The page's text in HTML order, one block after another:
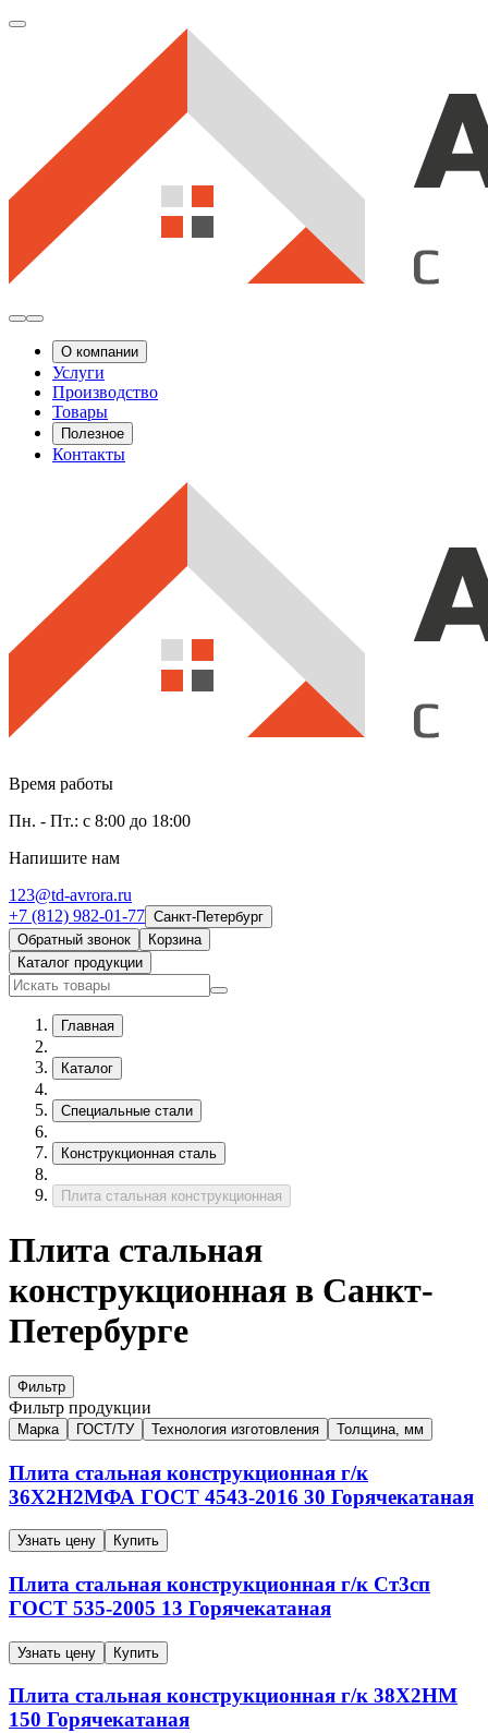
О компании
Услуги
Производство
Товары
Полезное
Контакты
Время работы
Пн. - Пт.: с 8:00 до 18:00
Напишите нам
123@td-avrora.ru
+7 (812) 982-01-77 Санкт-Петербург
Обратный звонок
Корзина
Каталог продукции
Главная
Каталог
Специальные стали
Конструкционная сталь
Плита стальная конструкционная
Плита стальная
конструкционная в Санкт-
Петербурге
Фильтр
Фильтр продукции
Марка ГОСТ/ТУ Технология изготовления Толщина, мм
Плита стальная конструкционная г/к
36Х2Н2МФА ГОСТ 4543-2016 30 Горячекатаная
Узнать цену Купить
Плита стальная конструкционная г/к Ст3сп
ГОСТ 535-2005 13 Горячекатаная
Узнать цену Купить
Плита стальная конструкционная г/к 38Х2НМ
150 Горячекатаная